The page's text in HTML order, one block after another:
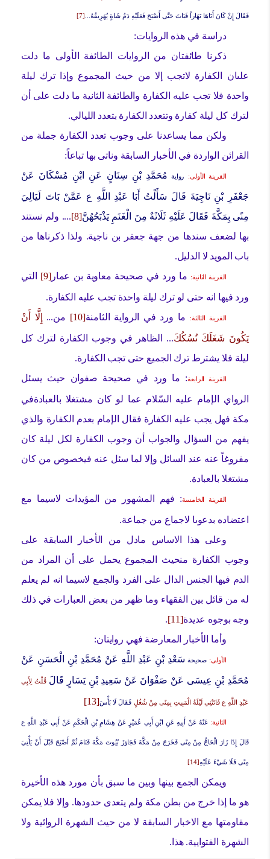
فَقَالَ إِنْ كَانَ أَتَاهَا نَهَاراً فَبَاتَ حَتَّى أَصْبَحَ فَعَلَيْهِ دَمُ شَاةٍ يُهَرِيقُهُ... [7]
دراسة في هذه الروايات:
ذكرنا طائفتان من الروايات الطائفة الأولى ما دلت
علىان الكفارة لاتجب إلا من حيث المجموع وإذا ترك ليلة
واحدة فلا تجب عليه الكفارة والطائفة الثانية ما دلت على أن
لترك كل ليلة كفارة وتتعدد الكفارة بتعدد الليالي.
ولكن مما يساعدنا على وجوب تعدد الكفارة جملة من
القرائن الواردة في الأخبار السابقة وناتى بها تباعاً:
القرينة الأولى: رواية مُحَمَّدِ بْنِ سِنَانٍ عَنِ ابْنِ مُسْكَانَ عَنْ
جَعْفَرِ بْنِ نَاجِيَةَ قَالَ سَأَلْتُ أَبَا عَبْدِ اللَّهِ ع عَمَّنْ بَاتَ لَيَالِيَ
مِنًى بِمَكَّةَ فَقَالَ عَلَيْهِ ثَلَاثَةٌ مِنَ الْغَنَمِ يَذْبَحُهُنَّ[8].... ولم نستند
بها لضعف سندها من جهة جعفر بن ناجية. ولذا ذكرناها من
باب المويد لا الدليل.
القرينة الثانية: ما ورد في صحيحة معاوية بن عمار[9] التي
ورد فيها انه حتى لو ترك ليلة واحدة تجب عليه الكفارة.
القرينة الثالثة: ما ورد في الرواية الثامنة[10] من... إِلَّا أَنْ
يَكُونَ شَغَلَكَ نُسُكُكَ... الظاهر في وجوب الكفارة لترك كل
ليلة فلا يشترط ترك الجميع حتى تجب الكفارة.
القرينة الرابعة: ما ورد في صحيحة صفوان حيث يسئل
الرواي الإمام عليه السّلام عما لو كان مشتغلا بالعبادةفي
مكة فهل يجب عليه الكفارة فقال الإمام بعدم الكفارة والذي
يفهم من السؤال والجواب أن وجوب الكفارة لكل ليلة كان
مفروغاً عنه عند السائل وإلا لما سئل عنه فيخصوص من كان
مشتغلا بالعبادة.
القرينة الخامسة: فهم المشهور من المؤيدات لاسيما مع
اعتضاده بدعوىا لاجماع من جماعة.
وعلى هذا الاساس مادل من الأخبار السابقة على
وجوب الكفارة منحيث المجموع يحمل على أن المراد من
الدم فيها الجنس الدال على الفرد والجمع لاسيما انه لم يعلم
له من قائل بين الفقهاء وما ظهر من بعض العبارات في ذلك
وجه بوجوه عديدة[11]
.
وأما الأخبار المعارضة فهي روايتان:
الأولى: صحيحة سَعْدِ بْنِ عَبْدِ اللَّهِ عَنْ مُحَمَّدِ بْنِ الْحَسَنِ عَنْ
مُحَمَّدِ بْنِ عِيسَى عَنْ صَفْوَانَ عَنْ سَعِيدِ بْنِ يَسَارٍ قَالَقُلْتُ لِأَبِي
عَبْدِ اللَّهِ ع فَاتَتْنِي لَيْلَةُ الْمَبِيتِ بِمِنًى مِنْ شُغُلٍ فَقَالَ لَا بَأْسَ[13]
الثانية: عَنْهُ عَنْ أَبِيهِ عَنِ ابْنِ أَبِي عُمَيْرٍ عَنْ هِشَامِ بْنِ الْحَكَمِ عَنْ أَبِي عَبْدِ اللَّهِ ع
قَالَ إِذَا زَارَ الْحَاجُّ مِنْ مِنًى فَخَرَجَ مِنْ مَكَّةَ فَجَاوَزَ بُيُوتَ مَكَّةَ فَنَامَ ثُمَّ أَصْبَحَ قَبْلَ أَنْ يَأْتِيَ
مِنًى فَلَا شَيْ‏ءَ عَلَيْهِ[14]
ويمكن الجمع بينها وبين ما سبق بأن مورد هذه الأخيرة
هو ما إذا خرج من بطن مكة ولم يتعدى حدودها. وإلا فلا يمكن
مقاومتها مع الاخبار السابقة لا من حيث الشهرة الروائية ولا
الشهرة الفتوايية. هذا.